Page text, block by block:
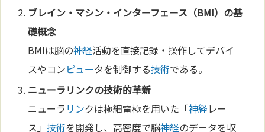
ブレイン・マシン・インターフェース （BMI）の基
礎概念
BMIは脳の神経活動を直接記録・操作してデバイ
スやコンピュータを制御する技術である。
ニューラリンクの技術的革新
ニューラ リンクは極細電極を用いた「神経レー
ス」技術を開発し、高密度で脳神経のデータを収